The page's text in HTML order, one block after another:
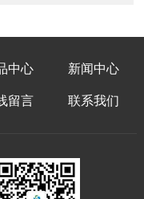
中心 新闻中心
留言 联系我们